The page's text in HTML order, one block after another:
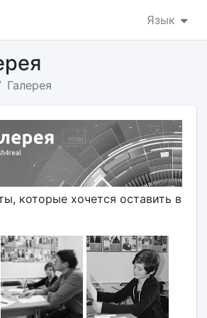
Язык
Галерея
которые хочется оставить в